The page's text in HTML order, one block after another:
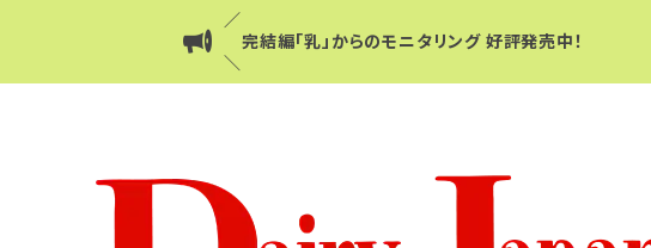
／
完結編「乳」からのモニタリング 好評発売中！
＼